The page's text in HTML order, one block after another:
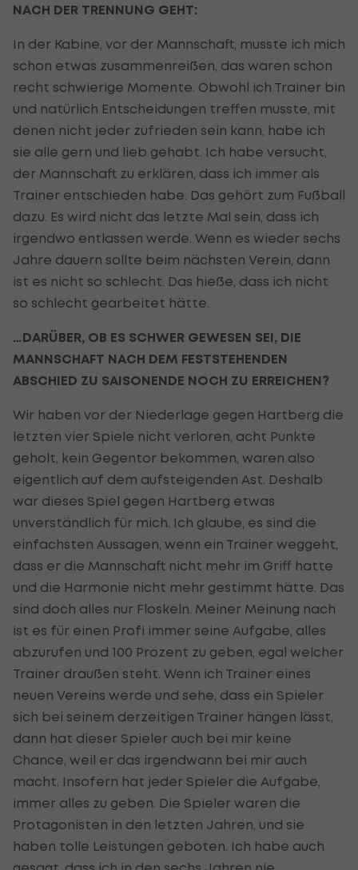
NACH DER TRENNUNG GEHT:
In der Kabine, vor der Mannschaft, musste ich mich
schon etwas zusammenreißen, das waren schon
recht schwierige Momente. Obwohl ich Trainer bin
und natürlich Entscheidungen treffen musste, mit
denen nicht jeder zufrieden sein kann, habe ich
sie alle gern und lieb gehabt. Ich habe versucht,
der Mannschaft zu erklären, dass ich immer als
Trainer entschieden habe. Das gehört zum Fußball
dazu. Es wird nicht das letzte Mal sein, dass ich
irgendwo entlassen werde. Wenn es wieder sechs
Jahre dauern sollte beim nächsten Verein, dann
ist es nicht so schlecht. Das hieße, dass ich nicht
so schlecht gearbeitet hätte.
…DARÜBER, OB ES SCHWER GEWESEN SEI, DIE
MANNSCHAFT NACH DEM FESTSTEHENDEN
ABSCHIED ZU SAISONENDE NOCH ZU ERREICHEN?
Wir haben vor der Niederlage gegen Hartberg die
letzten vier Spiele nicht verloren, acht Punkte
geholt, kein Gegentor bekommen, waren also
eigentlich auf dem aufsteigenden Ast. Deshalb
war dieses Spiel gegen Hartberg etwas
unverständlich für mich. Ich glaube, es sind die
einfachsten Aussagen, wenn ein Trainer weggeht,
dass er die Mannschaft nicht mehr im Griff hatte
und die Harmonie nicht mehr gestimmt hätte. Das
sind doch alles nur Floskeln. Meiner Meinung nach
ist es für einen Profi immer seine Aufgabe, alles
abzurufen und 100 Prozent zu geben, egal welcher
Trainer draußen steht. Wenn ich Trainer eines
neuen Vereins werde und sehe, dass ein Spieler
sich bei seinem derzeitigen Trainer hängen lässt,
dann hat dieser Spieler auch bei mir keine
Chance, weil er das irgendwann bei mir auch
macht. Insofern hat jeder Spieler die Aufgabe,
immer alles zu geben. Die Spieler waren die
Protagonisten in den letzten Jahren, und sie
haben tolle Leistungen geboten. Ich habe auch